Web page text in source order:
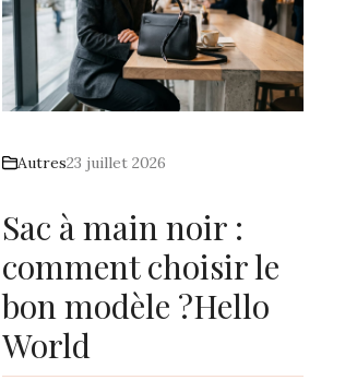
Autres23 juillet 2026
Sac à main noir :
comment choisir le
bon modèle ?Hello
World